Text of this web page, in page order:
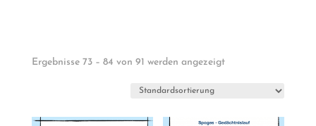
Ergebnisse 73 – 84 von 91 werden angezeigt